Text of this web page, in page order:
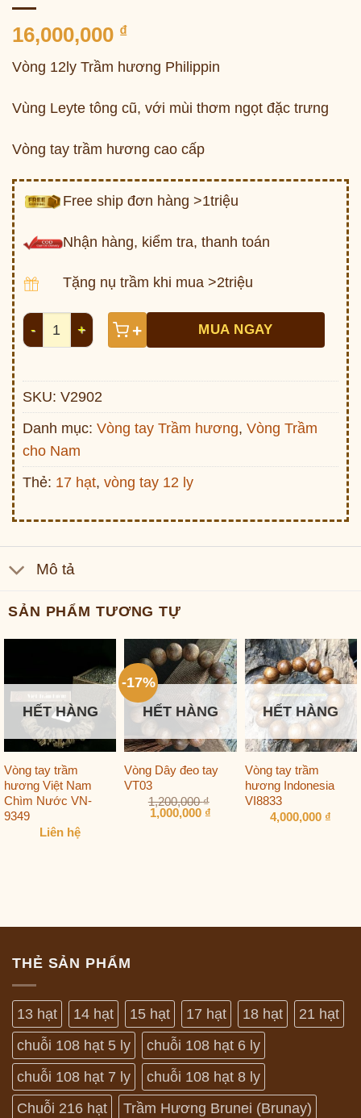
16,000,000 ₫
Vòng 12ly Trầm hương Philippin
Vùng Leyte tông cũ, với mùi thơm ngọt đặc trưng
Vòng tay trầm hương cao cấp
Free ship đơn hàng >1triệu
Nhận hàng, kiểm tra, thanh toán
Tặng nụ trầm khi mua >2triệu
Vòng 12ly Trầm hương Philippin V2902 số lượng
+ MUA NGAY
SKU: V2902
Danh mục: Vòng tay Trầm hương, Vòng Trầm
cho Nam
Thẻ: 17 hạt, vòng tay 12 ly
Mô tả
SẢN PHẨM TƯƠNG TỰ
HẾT HÀNG
Vòng tay trầm
hương Việt Nam
Chìm Nước VN-
9349
Liên hệ
-17%
HẾT HÀNG
Vòng Dây đeo tay
VT03
1,200,000₫
Giá
gốc
1,000,000 ₫Giá
HẾT HÀNG
Vòng tay trầm
hương Indonesia
VI8833
4,000,000 ₫
THẺ SẢN PHẨM
13 hạt 14 hạt 15 hạt 17 hạt 18 hạt
21 hạt
chuỗi 108 hạt 5 ly
chuỗi 108 hạt 6 ly
chuỗi 108 hạt 7 ly
chuỗi 108 hạt 8 ly
Chuỗi 216 hạt
Trầm Hương Brunei (Brunay)